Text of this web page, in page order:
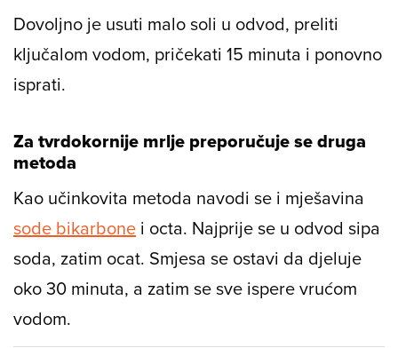
Dovoljno je usuti malo soli u odvod, preliti
ključalom vodom, pričekati 15 minuta i ponovno
isprati.
Za tvrdokornije mrlje preporučuje se druga
metoda
Kao učinkovita metoda navodi se i mješavina
sode bikarbone i octa. Najprije se u odvod sipa
soda, zatim ocat. Smjesa se ostavi da djeluje
oko 30 minuta, a zatim se sve ispere vrućom
vodom.